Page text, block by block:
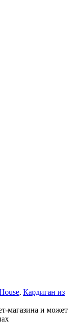
, Кардиган из
магазина и может